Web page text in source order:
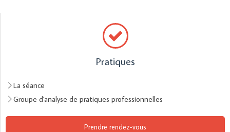
Pratiques
La séance
Groupe d'analyse de pratiques professionnelles
Prendre rendez-vous